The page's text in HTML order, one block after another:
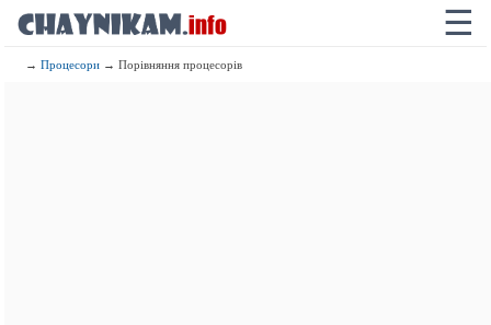
☰
→Процесори → Порівняння процесорів